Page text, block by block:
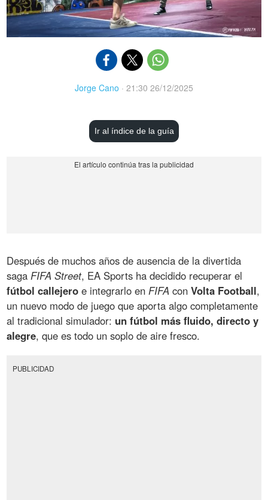
Jorge Cano · 21:30 26/12/2025
Ir al índice de la guía
Después de muchos años de ausencia de la divertida
sagaFIFA Street, EA Sports ha decidido recuperar el
fútbol callejero e integrarlo enFIFA conVolta Football,
un nuevo modo de juego que aporta algo completamente
al tradicional simulador: un fútbol más fluido, directo y
alegre, que es todo un soplo de aire fresco.
PUBLICIDAD